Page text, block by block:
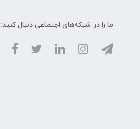
ما را در شبکه‌های اجتماعی دنبال کنید: